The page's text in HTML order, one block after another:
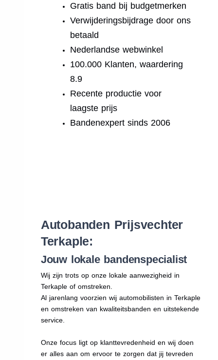
Gratis band bij budgetmerken
Verwijderingsbijdrage door ons
betaald
Nederlandse webwinkel
100.000 Klanten, waardering
8.9
Recente productie voor
laagste prijs
Bandenexpert sinds 2006
Autobanden Prijsvechter
Terkaple:
Jouw lokale bandenspecialist
Wij zijn trots op onze lokale aanwezigheid in
Terkaple of omstreken.
Al jarenlang voorzien wij automobilisten in Terkaple
en omstreken van kwaliteitsbanden en uitstekende
service.
Onze focus ligt op klanttevredenheid en wij doen
er alles aan om ervoor te zorgen dat jij tevreden